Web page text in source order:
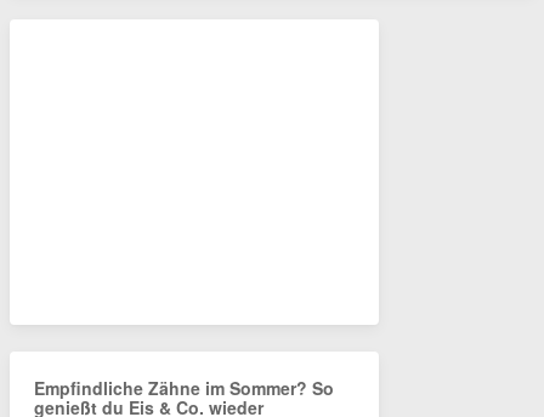
Empfindliche Zähne im Sommer? So
genießt du Eis & Co. wieder